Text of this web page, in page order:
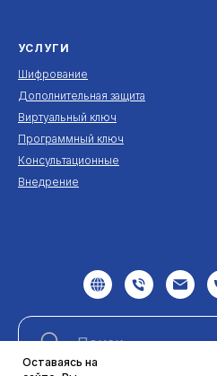
УСЛУГИ
Шифрование
Дополнительная защита
Виртуальный ключ
Программный ключ
Консультационные
Внедрение
Оставаясь на